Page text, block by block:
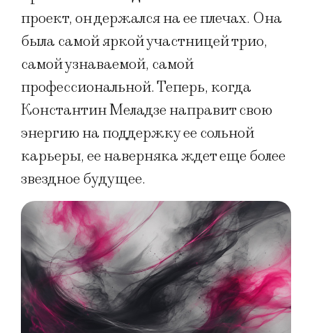
проект, он держался на ее плечах. Она
была самой яркой участницей трио,
самой узнаваемой, самой
профессиональной. Теперь, когда
Константин Меладзе направит свою
энергию на поддержку ее сольной
карьеры, ее наверняка ждет еще более
звездное будущее.